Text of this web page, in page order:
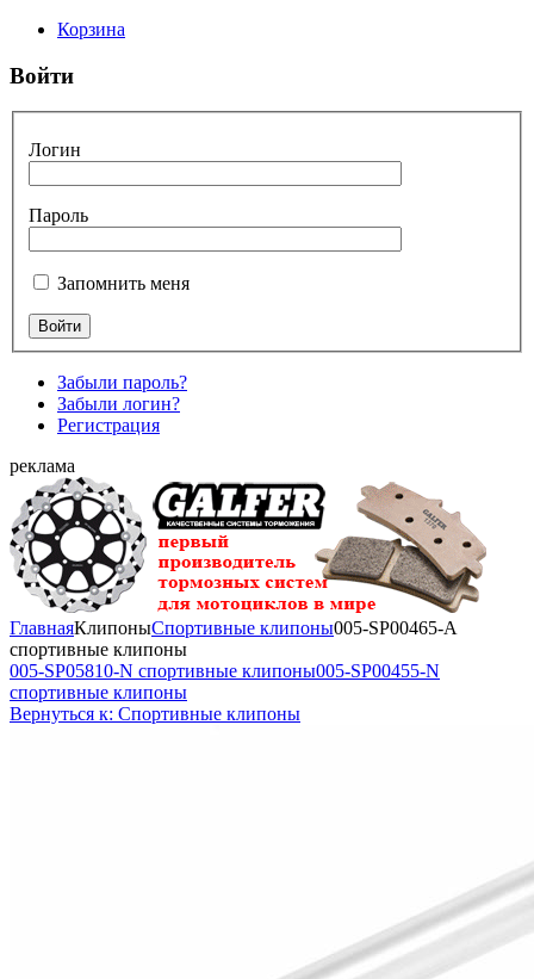
Корзина
Войти
Логин
Пароль
Запомнить меня
Забыли пароль?
Забыли логин?
Регистрация
реклама
ГлавнаяКлипоныСпортивные клипоны005-SP00465-A
спортивные клипоны
005-SP05810-N спортивные клипоны005-SP00455-N
спортивные клипоны
Вернуться к: Спортивные клипоны